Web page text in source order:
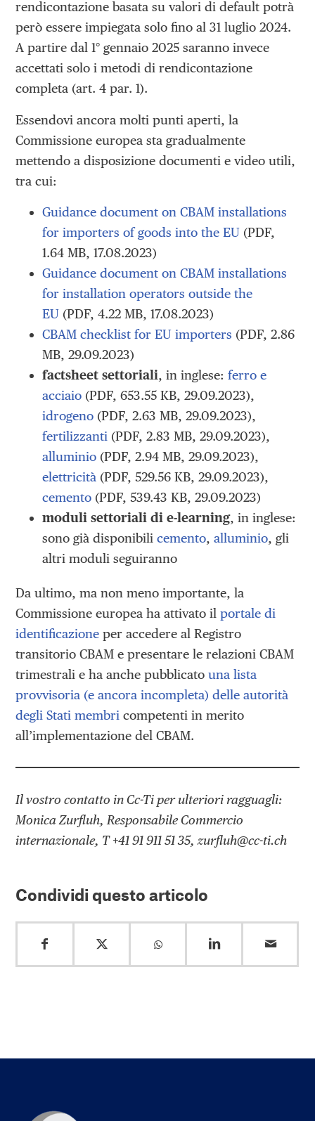
rendicontazione basata su valori di default potrà
però essere impiegata solo fino al 31 luglio 2024.
A partire dal 1° gennaio 2025 saranno invece
accettati solo i metodi di rendicontazione
completa (art. 4 par. 1).
Essendovi ancora molti punti aperti, la
Commissione europea sta gradualmente
mettendo a disposizione documenti e video utili,
tra cui:
Guidance document on CBAM installations
for importers of goods into the EU (PDF,
1.64 MB, 17.08.2023)
Guidance document on CBAM installations
for installation operators outside the
EU (PDF, 4.22 MB, 17.08.2023)
CBAM checklist for EU importers (PDF, 2.86
MB, 29.09.2023)
factsheet settoriali, in inglese:ferro e
acciaio (PDF, 653.55 KB, 29.09.2023),
idrogeno (PDF, 2.63 MB, 29.09.2023),
fertilizzanti (PDF, 2.83 MB, 29.09.2023),
alluminio (PDF, 2.94 MB, 29.09.2023),
elettricità (PDF, 529.56 KB, 29.09.2023),
cemento (PDF, 539.43 KB, 29.09.2023)
moduli settoriali di e-learning, in inglese:
sono già disponibilicemento,alluminio, gli
altri moduli seguiranno
Da ultimo, ma non meno importante, la
Commissione europea ha attivato ilportale di
identificazione per accedere al Registro
transitorio CBAM e presentare le relazioni CBAM
trimestrali e ha anche pubblicatouna lista
provvisoria (e ancora incompleta) delle autorità
degli Stati membri competenti in merito
all’implementazione del CBAM.
Il vostro contatto in Cc-Ti per ulteriori ragguagli:
Monica Zurfluh, Responsabile Commercio
internazionale, T +41 91 911 51 35, zurfluh@cc-ti.ch
Condividi questo articolo